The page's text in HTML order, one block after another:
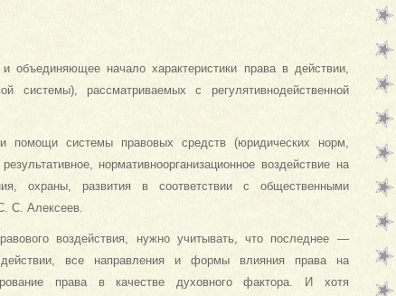
объединяющее начало характеристики права в действии,
системы), рассматриваемых с регулятивнодейственной
помощи системы правовых средств (юридических норм,
нормативноорганизационное воздействие на
охраны, развития в соответствии с общественными
С. Алексеев.
воздействия, нужно учитывать, что последнее —
действии, все направления и формы влияния права на
права в качестве духовного фактора. И хотя